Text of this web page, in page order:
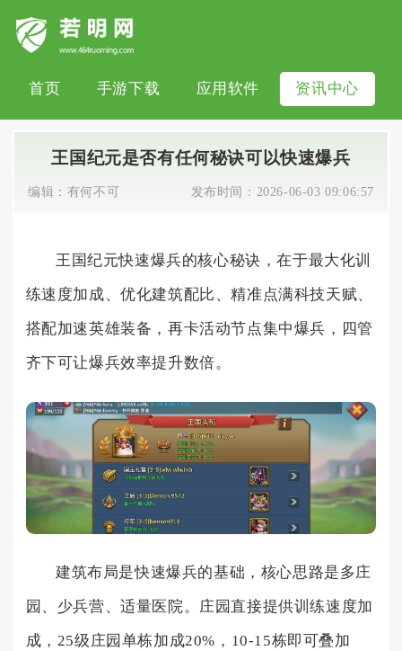
首页 手游下载 应用软件 资讯中心
王国纪元是否有任何秘诀可以快速爆兵
编辑： 有何不可 发布时间： 2026-06-03 09:06:57
王国纪元快速爆兵的核心秘诀，在于最大化训
练速度加成、优化建筑配比、精准点满科技天赋、
搭配加速英雄装备，再卡活动节点集中爆兵，四管
齐下可让爆兵效率提升数倍。
建筑布局是快速爆兵的基础，核心思路是多庄
园、少兵营、适量医院。庄园直接提供训练速度加
成，25级庄园单栋加成20%，10-15栋即可叠加